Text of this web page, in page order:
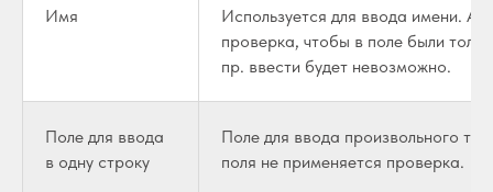
Имя
Используется для ввода имени.
проверка, чтобы в поле были
пр. ввести будет невозможно.
Поле для ввода
в одну строку
Поле для ввода произвольного
поля не применяется проверка.